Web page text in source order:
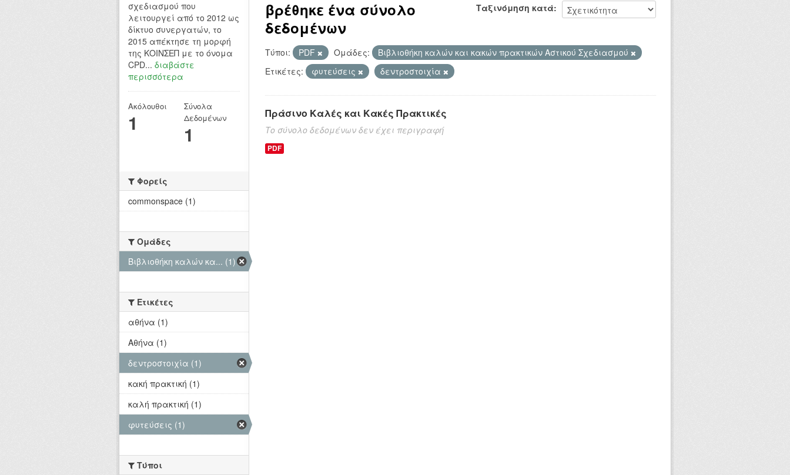
Ταξινόμηση κατά
βρέθηκε ένα σύνολο
δεδομένων
Τύποι: PDF Ομάδες:
Βιβλιοθήκη καλών και κακών πρακτικών Αστικού Σχεδιασμού
Ετικέτες:
φυτεύσεις δεντροστοιχία
Πράσινο Καλές και Κακές Πρακτικές
Το σύνολο δεδομένων δεν έχει περιγραφή
PDF
σχεδιασμού που
λειτουργεί από το 2012 ως
δίκτυο συνεργατών, το
2015 απέκτησε τη μορφή
της ΚΟΙΝΣΕΠ με το όνομα
CPD... διαβάστε
περισσότερα
Ακόλουθοι
1
Σύνολα
Δεδομένων
1
Φορείς
commonspace (1)
Ομάδες
Βιβλιοθήκη καλών κα... (1)
Ετικέτες
αθήνα (1)
Αθήνα (1)
δεντροστοιχία (1)
κακή πρακτική (1)
καλή πρακτική (1)
φυτεύσεις (1)
Τύποι